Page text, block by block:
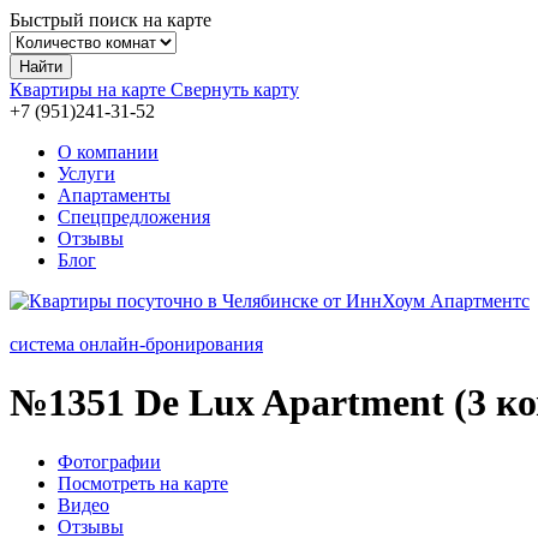
Быстрый поиск на карте
Найти
Квартиры на карте Свернуть карту
+7 (951)241-31-52
О компании
Услуги
Апартаменты
Спецпредложения
Отзывы
Блог
система онлайн-бронирования
№1351 De Lux Apartment (3
Фотографии
Посмотреть на карте
Видео
Отзывы